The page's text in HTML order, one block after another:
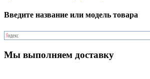
Введите название или модель товара
Мы выполняем доставку